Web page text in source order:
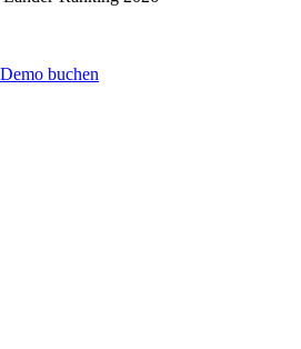
Demo buchen